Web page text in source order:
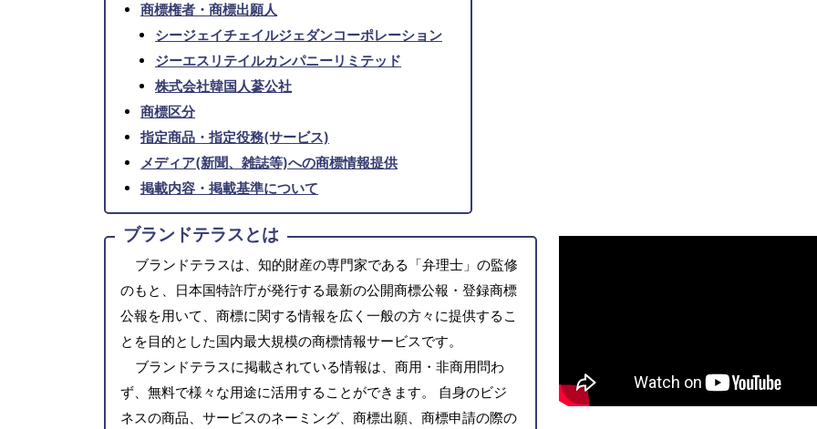
商標権者・商標出願人
シージェイチェイルジェダンコーポレーション
ジーエスリテイルカンパニーリミテッド
株式会社韓国人蔘公社
商標区分
指定商品・指定役務(サービス)
メディア(新聞、雑誌等)への商標情報提供
掲載内容・掲載基準について
ブランドテラスとは
ブランドテラスは、知的財産の専門家である「弁理士」の監修
のもと、日本国特許庁が発行する最新の公開商標公報・登録商標
公報を用いて、商標に関する情報を広く一般の方々に提供するこ
とを目的とした国内最大規模の商標情報サービスです。
ブランドテラスに掲載されている情報は、商用・非商用問わ
ず、無料で様々な用途に活用することができます。 自身のビジ
ネスの商品、サービスのネーミング、商標出願、商標申請の際の